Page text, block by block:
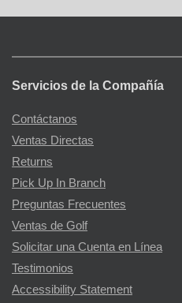
Servicios de la Compañía
Contáctanos
Ventas Directas
Returns
Pick Up In Branch
Preguntas Frecuentes
Ventas de Golf
Solicitar una Cuenta en Línea
Testimonios
Accessibility Statement